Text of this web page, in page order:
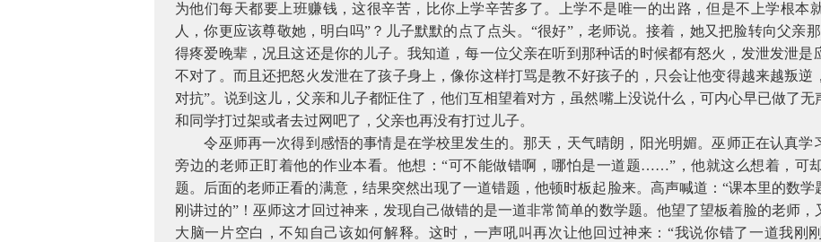
为他们每天都要上班赚钱，这很辛苦，比你上学辛苦多了。上学不是唯一的出路，但是不上学根本
人，你更应该尊敬她，明白吗”？儿子默默的点了点头。“很好”，老师说。接着，她又把脸转向父亲
得疼爱晚辈，况且这还是你的儿子。我知道，每一位父亲在听到那种话的时候都有怒火，发泄发泄是
不对了。而且还把怒火发泄在了孩子身上，像你这样打骂是教不好孩子的，只会让他变得越来越叛逆
对抗”。说到这儿，父亲和儿子都怔住了，他们互相望着对方，虽然嘴上没说什么，可内心早已做了
和同学打过架或者去过网吧了，父亲也再没有打过儿子。
令巫师再一次得到感悟的事情是在学校里发生的。那天，天气晴朗，阳光明媚。巫师正在认真学
旁边的老师正盯着他的作业本看。他想：“可不能做错啊，哪怕是一道题……”，他就这么想着，可
题。后面的老师正看的满意，结果突然出现了一道错题，他顿时板起脸来。高声喊道：“课本里的数
刚讲过的”！巫师这才回过神来，发现自己做错的是一道非常简单的数学题。他望了望板着脸的老师，
大脑一片空白，不知自己该如何解释。这时，一声吼叫再次让他回过神来：“我说你错了一道我刚